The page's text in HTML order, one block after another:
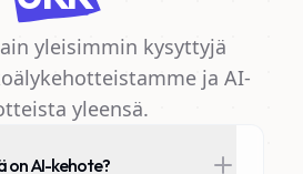
yleisimmin kysyttyjä
ja AI-
yleensä.
on AI-kehote?